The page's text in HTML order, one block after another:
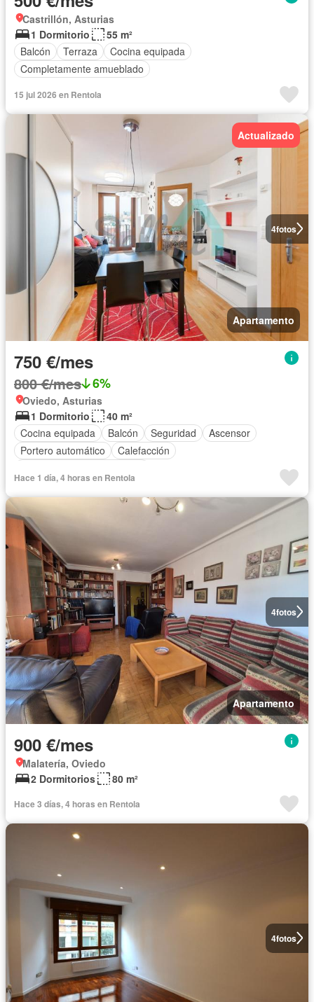
Castrillón, Asturias
1 Dormitorio
55 m²
Balcón
Terraza
Cocina equipada
Completamente amueblado
15 jul 2026 en Rentola
4fotos
Actualizado
Apartamento
750 €/mes
800 €/mes 6%
Oviedo, Asturias
1 Dormitorio
40 m²
Cocina equipada
Balcón Seguridad
Ascensor
Portero automático
Calefacción
Hace 1 día, 4 horas en Rentola
4fotos
Apartamento
900 €/mes
Malatería, Oviedo
2 Dormitorios
80 m²
Hace 3 días, 4 horas en Rentola
4fotos